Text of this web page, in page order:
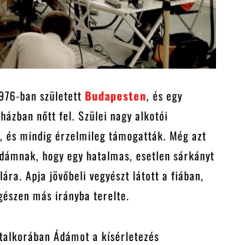
ban született Budapesten, és egy
nőtt fel. Szülei nagy alkotói
és mindig érzelmileg támogatták. Még azt
hogy egy hatalmas, esetlen sárkányt
Apja jövőbeli vegyészt látott a fiában,
más irányba terelte.
Ádámot a kísérletezés